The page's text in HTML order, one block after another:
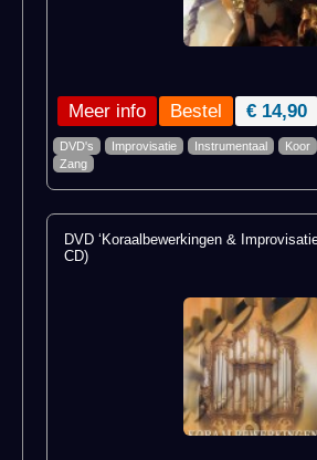
Meer info € 14,90
DVD's Improvisatie Instrumentaal Koor
Zang
DVD ‘Koraalbewerkingen &
CD)